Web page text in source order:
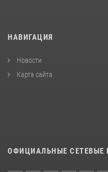
НАВИГАЦИЯ
Новости
Карта сайта
ОФИЦИАЛЬНЫЕ СЕТЕВЫЕ